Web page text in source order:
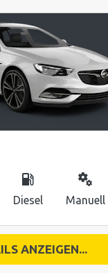
local_gas_station
Diesel
miscellaneous_services
Manuell
ANZEIGEN...